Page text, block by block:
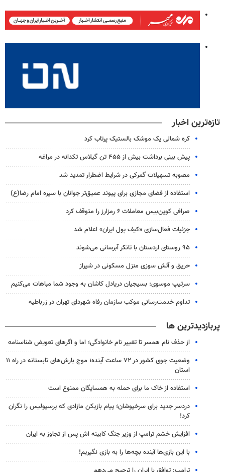
تازه‌ترین اخبار
کره شمالی یک موشک بالستیک پرتاب کرد
پیش بینی برداشت بیش از ۴۵۵ تن گیلاس تکدانه در مراغه
مصوبه تسهیلات گمرکی در شرایط اضطرار تمدید شد
استفاده از فضای مجازی برای پیوند عمیق‌تر جوانان با سیره امام رضا(ع)
صرافی کوین‌بیس معاملات ۶ رمزارز را متوقف کرد
جزئیات فعال‌سازی «کیف پول ایران» اعلام شد
۹۵ روستای اردستان با تانکر آبرسانی می‌شوند
حریق و آتش سوزی منزل مسکونی در شیراز
سرتیپ موسوی: بسیجیان دریادل کاشان به وجود شما مباهات می‌کنیم
تداوم خدمت‌رسانی موکب سازمان رفاه شهردای تهران در زرباطیه
پربازدیدترین ها
از حذف نام همسر تا تغییر نام خانوادگی؛ اما و اگرهای تعویض شناسنامه
وضعیت جوی کشور در ۷۲ ساعت آینده؛ موج بارش‌های تابستانه در راه ۱۱
استان
استفاده از خاک ما برای حمله به همسایگان ممنوع است
دردسر جدید برای سرخپوشان؛ پیام بازیکن مازادی که پرسپولیس را نگران
کرد!
افزایش خشم ترامپ از وزیر جنگ کابینه اش پس از تجاوز به ایران
با این بازی‌ها آینده بچه‌ها را به بازی نگیریم!